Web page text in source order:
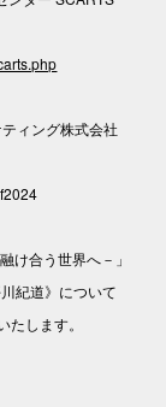
ィング株式会社
け合う世界へ－」
紀道》について
します。